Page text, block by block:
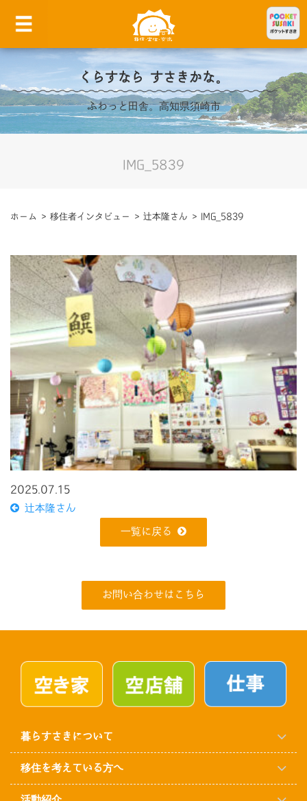
くらすなら すさきかな。
ふわっと田舎。高知県須崎市
IMG_5839
ホーム > 移住者インタビュー > 辻本隆さん > IMG_5839
2025.07.15
辻本隆さん
一覧に戻る
お問い合わせはこちら
暮らすさきについて
移住を考えている方へ